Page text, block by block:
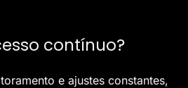
contínuo?
e ajustes constantes,